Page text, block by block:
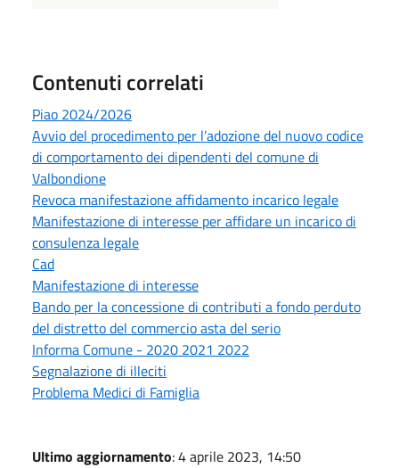
Contenuti correlati
Piao 2024/2026
Avvio del procedimento per l’adozione del nuovo codice
di comportamento dei dipendenti del comune di
Valbondione
Revoca manifestazione affidamento incarico legale
Manifestazione di interesse per affidare un incarico di
consulenza legale
Cad
Manifestazione di interesse
Bando per la concessione di contributi a fondo perduto
del distretto del commercio asta del serio
Informa Comune - 2020 2021 2022
Segnalazione di illeciti
Problema Medici di Famiglia
Ultimo aggiornamento: 4 aprile 2023, 14:50